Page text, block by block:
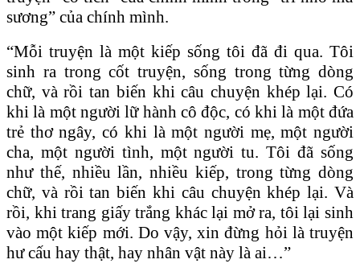
sương” của chính mình.
“Mỗi truyện là một kiếp sống tôi đã đi qua. Tôi
sinh ra trong cốt truyện, sống trong từng dòng
chữ, và rồi tan biến khi câu chuyện khép lại. Có
khi là một người lữ hành cô độc, có khi là một đứa
trẻ thơ ngây, có khi là một người mẹ, một người
cha, một người tình, một người tu. Tôi đã sống
như thế, nhiều lần, nhiều kiếp, trong từng dòng
chữ, và rồi tan biến khi câu chuyện khép lại. Và
rồi, khi trang giấy trắng khác lại mở ra, tôi lại sinh
vào một kiếp mới. Do vậy, xin đừng hỏi là truyện
hư cấu hay thật, hay nhân vật này là ai…”